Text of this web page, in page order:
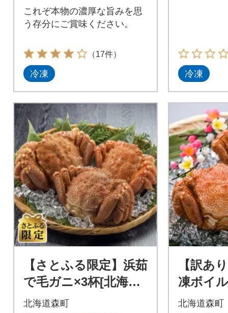
これぞ本物の濃厚な旨みを思
う存分にご賞味ください。
（17件）
冷凍 冷凍
【さとふる限定】浜茹
で毛ガニ×3杯[北海道
近海産] 産地直送
北海道森町
【訳あ
凍ボイ
g前後～
北海道森町